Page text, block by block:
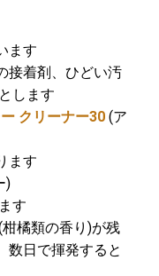
ます
接着剤、ひどい汚
します
クリーナー30 (ア
ます
)
す
橘類の香り)が残
数日で揮発すると